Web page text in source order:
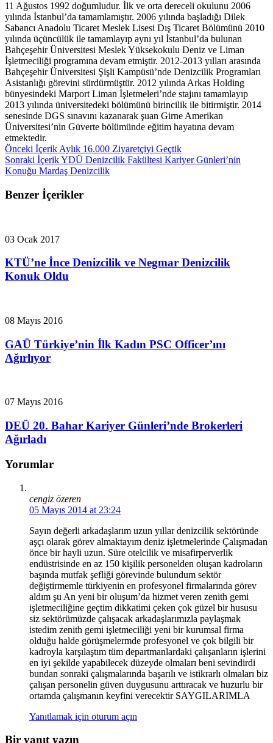
11 Ağustos 1992 doğumludur. İlk ve orta dereceli okulunu 2006
yılında İstanbul’da tamamlamıştır. 2006 yılında başladığı Dilek
Sabancı Anadolu Ticaret Meslek Lisesi Dış Ticaret Bölümünü 2010
yılında üçüncülük ile tamamlayıp aynı yıl İstanbul’da bulunan
Bahçeşehir Üniversitesi Meslek Yüksekokulu Deniz ve Liman
İşletmeciliği programına devam etmiştir. 2012-2013 yılları arasında
Bahçeşehir Üniversitesi Şişli Kampüsü’nde Denizcilik Programları
Asistanlığı görevini sürdürmüştür. 2012 yılında Arkas Holding
bünyesindeki Marport Liman İşletmeleri’nde stajını tamamlayıp
2013 yılında üniversitedeki bölümünü birincilik ile bitirmiştir. 2014
senesinde DGS sınavını kazanarak şuan Girne Amerikan
Üniversitesi’nin Güverte bölümünde eğitim hayatına devam
etmektedir.
Önceki İçerik Aylık 16.000 Ziyaretçiyi Geçtik
Sonraki İçerikYDÜ Denizcilik Fakültesi Kariyer Günleri’nin
Konuğu Mardaş Denizcilik
Benzer İçerikler
03 Ocak 2017
KTÜ’ne İnce Denizcilik ve Negmar Denizcilik
Konuk Oldu
08 Mayıs 2016
GAÜ Türkiye’nin İlk Kadın PSC Officer’ını
Ağırlıyor
07 Mayıs 2016
DEÜ 20. Bahar Kariyer Günleri’nde Brokerleri
Ağırladı
Yorumlar
cengiz özeren
05 Mayıs 2014 at 23:24
Sayın değerli arkadaşlarım uzun yıllar denizcilik sektöründe
aşçı olarak görev almaktayım deniz işletmelerinde Çalışmadan
önce bir hayli uzun. Süre otelcilik ve misafirperverlik
endüstrisinde en az 150 kişilik personelden oluşan kadroların
başında mutfak şefliği görevinde bulundum sektör
değiştirmemle türkiyenin en profesyonel firmalarında görev
aldım şu An yeni bir oluşum’da hizmet veren zenith gemi
işletmeciliğine geçtim dikkatimi çeken çok güzel bir hususu
siz sektörümüzde çalışacak arkadaşlarımızla paylaşmak
istedim zenith gemi işletmeciliği yeni bir kurumsal firma
olduğu halde görüşmelermde profesyonel ve çok bilgili bir
kadroyla karşılaştım tüm departmanlardaki çalışanların işlerini
en iyi şekilde yapabilecek düzeyde olmaları beni sevindirdi
bundan sonraki çalışmalarında başarılı ve istikrarlı olmaları biz
çalışan personelin güven duygusunu arttıracak ve huzurlu bir
ortamda çalışmanın keyfini verecektir SAYGILARIMLA
Yanıtlamak için oturum açın
Bir yanıt yazın